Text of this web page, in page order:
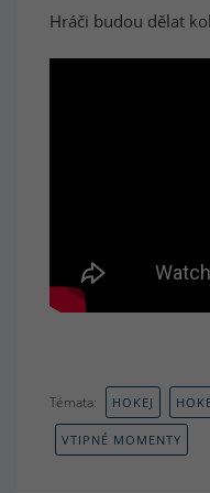
Hráči budou dělat
Témata: HOKEJ
VTIPNÉ MOMENTY